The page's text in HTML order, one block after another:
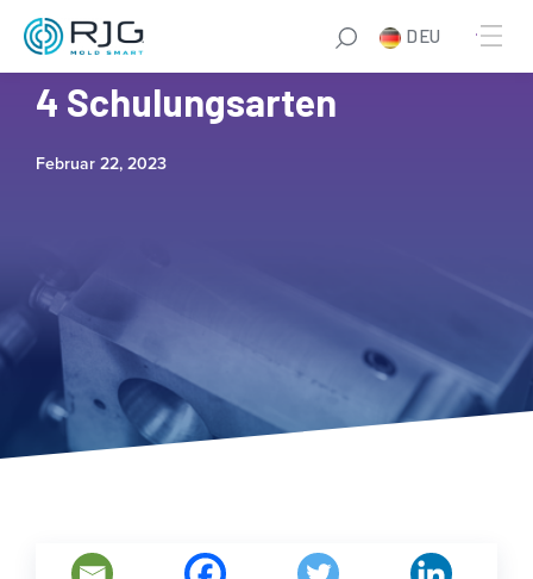
DEU
Die Vor- und Nachteile der
4 Schulungsarten
Februar 22, 2023